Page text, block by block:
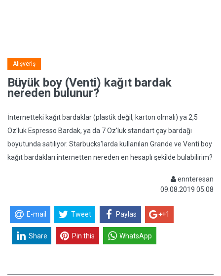
Alışveriş
Büyük boy (Venti) kağıt bardak
nereden bulunur?
İnternetteki kağıt bardaklar (plastik değil, karton olmalı) ya 2,5
Oz'luk Espresso Bardak, ya da 7 Oz'luk standart çay bardağı
boyutunda satılıyor. Starbucks'larda kullanılan Grande ve Venti boy
kağıt bardakları internetten nereden en hesaplı şekilde bulabilirim?
ennteresan
09.08.2019 05:08
E-mail Tweet Paylas +1
Share Pin this WhatsApp